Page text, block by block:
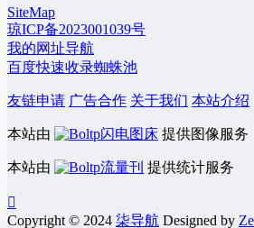
SiteMap
琼ICP备2023001039号
我的网址导航
百度快速收录蜘蛛池
友链申请 广告合作 关于我们 本站介绍
本站由 闪电图床 提供图像服务
本站由 流量刊 提供统计服务
Copyright © 2024 柒导航 Designed by